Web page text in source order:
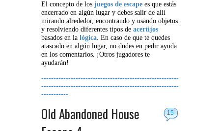
El concepto de los juegos de escape es que estás
encerrado en algún lugar y debes salir de allí
mirando alrededor, encontrando y usando objetos
y resolviendo diferentes tipos de acertijos
basados en la lógica. En caso de que te quedes
atascado en algún lugar, no dudes en pedir ayuda
en los comentarios. ¡Otros jugadores te
ayudarán!
--------------------------------------------------------
--------------------------------------------------------
-----------
15
Old Abandoned House